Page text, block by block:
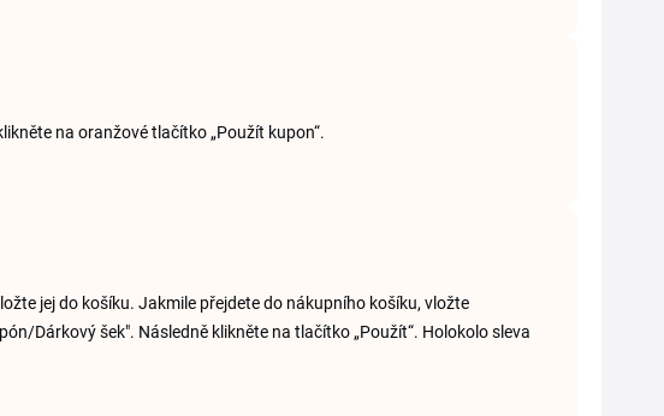
na oranžové tlačítko „Použít kupon“.
jej do košíku. Jakmile přejdete do nákupního košíku, vložte
Dárkový šek". Následně klikněte na tlačítko „Použít“. Holokolo sleva